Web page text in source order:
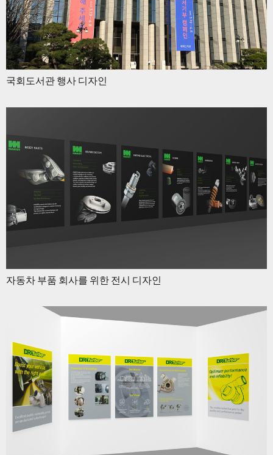
국회도서관 행사 디자인
자동차 부품 회사를 위한 전시 디자인